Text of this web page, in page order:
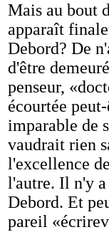
Mais au bout
apparaît
Debord? De
d'être
penseur,
écourtée
imparable de
vaudrait rien
l'excellence
l'autre. Il n'y a
Debord. Et
pareil